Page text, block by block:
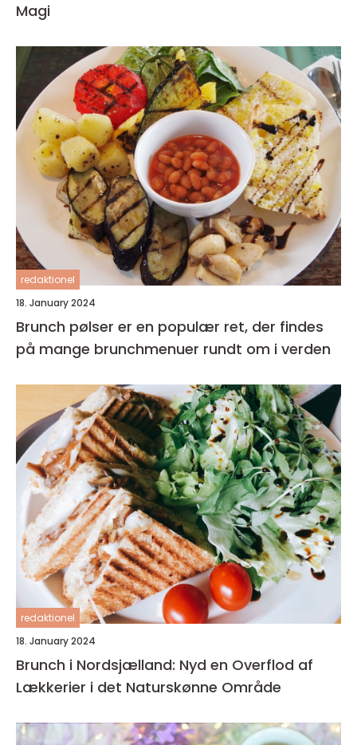
Magi
redaktionel
18. January 2024
Brunch pølser er en populær ret, der findes
på mange brunchmenuer rundt om i verden
redaktionel
18. January 2024
Brunch i Nordsjælland: Nyd en Overflod af
Lækkerier i det Naturskønne Område